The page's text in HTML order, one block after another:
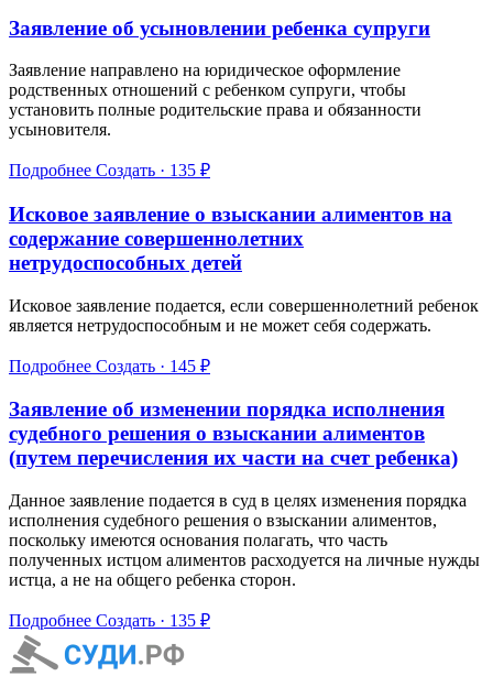
Заявление об усыновлении ребенка супруги
Заявление направлено на юридическое оформление
родственных отношений с ребенком супруги, чтобы
установить полные родительские права и обязанности
усыновителя.
Подробнее Создать · 135 ₽
Исковое заявление о взыскании алиментов на
содержание совершеннолетних
нетрудоспособных детей
Исковое заявление подается, если совершеннолетний ребенок
является нетрудоспособным и не может себя содержать.
Подробнее Создать · 145 ₽
Заявление об изменении порядка исполнения
судебного решения о взыскании алиментов
(путем перечисления их части на счет ребенка)
Данное заявление подается в суд в целях изменения порядка
исполнения судебного решения о взыскании алиментов,
поскольку имеются основания полагать, что часть
полученных истцом алиментов расходуется на личные нужды
истца, а не на общего ребенка сторон.
Подробнее Создать · 135 ₽